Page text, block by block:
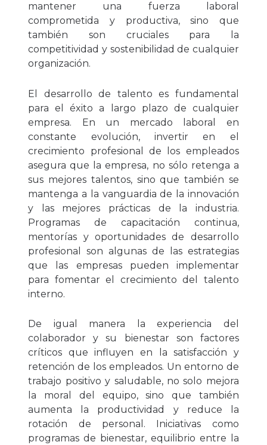
mantener una fuerza laboral
comprometida y productiva, sino que
también son cruciales para la
competitividad y sostenibilidad de cualquier
organización.
El desarrollo de talento es fundamental
para el éxito a largo plazo de cualquier
empresa. En un mercado laboral en
constante evolución, invertir en el
crecimiento profesional de los empleados
asegura que la empresa, no sólo retenga a
sus mejores talentos, sino que también se
mantenga a la vanguardia de la innovación
y las mejores prácticas de la industria.
Programas de capacitación continua,
mentorías y oportunidades de desarrollo
profesional son algunas de las estrategias
que las empresas pueden implementar
para fomentar el crecimiento del talento
interno.
De igual manera la experiencia del
colaborador y su bienestar son factores
críticos que influyen en la satisfacción y
retención de los empleados. Un entorno de
trabajo positivo y saludable, no solo mejora
la moral del equipo, sino que también
aumenta la productividad y reduce la
rotación de personal. Iniciativas como
programas de bienestar, equilibrio entre la